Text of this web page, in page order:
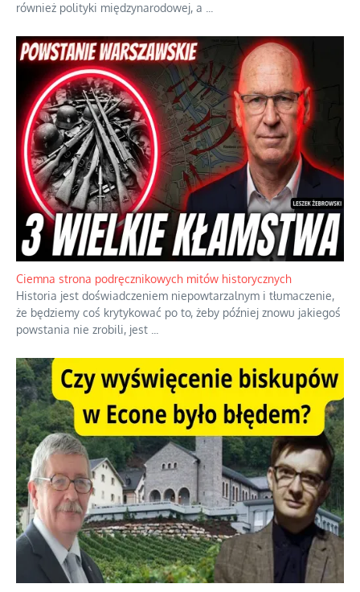
również polityki międzynarodowej, a
Ciemna strona podręcznikowych mitów historycznych
Historia jest doświadczeniem niepowtarzalnym i tłumaczenie,
że będziemy coś krytykować po to, żeby później znowu jakiegoś
powstania nie zrobili, jest